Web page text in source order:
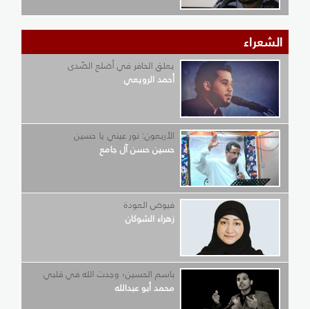
الشعراء
يعلق الحافر في أضلع الصّدى
أحمد الرويعي
الأربعون: نور عيني يا حسين
حسين حسن آل جامع
فيوض العودة
زهراء الشوكان
باسم الحسين؛ وجدت الله في قلبي
محمد أبو عبدالله